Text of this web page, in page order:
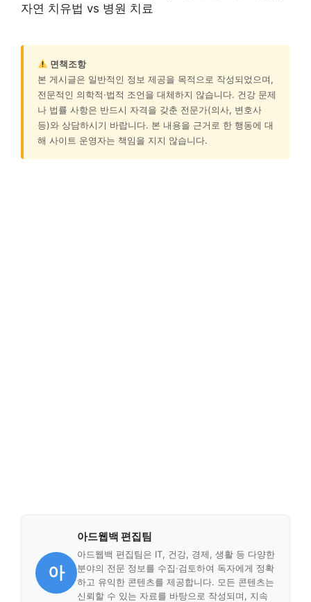
자연 치유법 vs 병원 치료
면책조항
본 게시글은 일반적인 정보 제공을 목적으로 작성되었으며,
전문적인 의학적·법적 조언을 대체하지 않습니다. 건강 문제
나 법률 사항은 반드시 자격을 갖춘 전문가(의사, 변호사
등)와 상담하시기 바랍니다. 본 내용을 근거로 한 행동에 대
해 사이트 운영자는 책임을 지지 않습니다.
아
아드웹백 편집팀
아드웹백 편집팀은 IT, 건강, 경제, 생활 등 다양한
분야의 전문 정보를 수집·검토하여 독자에게 정확
하고 유익한 콘텐츠를 제공합니다. 모든 콘텐츠는
신뢰할 수 있는 자료를 바탕으로 작성되며, 지속